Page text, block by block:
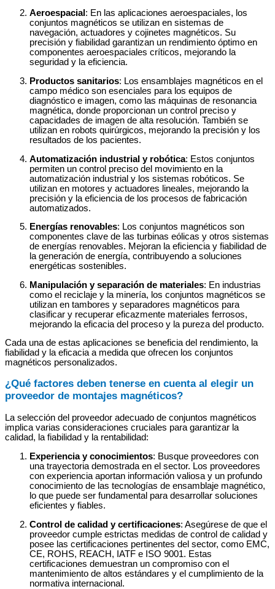
Aeroespacial : En las aplicaciones aeroespaciales, los
conjuntos magnéticos se utilizan en sistemas de
navegación, actuadores y cojinetes magnéticos. Su
precisión y fiabilidad garantizan un rendimiento óptimo en
componentes aeroespaciales críticos, mejorando la
seguridad y la eficiencia.
Productos sanitarios: Los ensamblajes magnéticos en el
campo médico son esenciales para los equipos de
diagnóstico e imagen, como las máquinas de resonancia
magnética, donde proporcionan un control preciso y
capacidades de imagen de alta resolución. También se
utilizan en robots quirúrgicos, mejorando la precisión y los
resultados de los pacientes.
Automatización industrial y robótica: Estos conjuntos
permiten un control preciso del movimiento en la
automatización industrial y los sistemas robóticos. Se
utilizan en motores y actuadores lineales, mejorando la
precisión y la eficiencia de los procesos de fabricación
automatizados.
Energías renovables: Los conjuntos magnéticos son
componentes clave de las turbinas eólicas y otros sistemas
de energías renovables. Mejoran la eficiencia y fiabilidad de
la generación de energía, contribuyendo a soluciones
energéticas sostenibles.
Manipulación y separación de materiales: En industrias
como el reciclaje y la minería, los conjuntos magnéticos se
utilizan en tambores y separadores magnéticos para
clasificar y recuperar eficazmente materiales ferrosos,
mejorando la eficacia del proceso y la pureza del producto.
Cada una de estas aplicaciones se beneficia del rendimiento, la
fiabilidad y la eficacia a medida que ofrecen los conjuntos
magnéticos personalizados.
¿Qué factores deben tenerse en cuenta al elegir un
proveedor de montajes magnéticos?
La selección del proveedor adecuado de conjuntos magnéticos
implica varias consideraciones cruciales para garantizar la
calidad, la fiabilidad y la rentabilidad:
Experiencia y conocimientos: Busque proveedores con
una trayectoria demostrada en el sector. Los proveedores
con experiencia aportan información valiosa y un profundo
conocimiento de las tecnologías de ensamblaje magnético,
lo que puede ser fundamental para desarrollar soluciones
eficientes y fiables.
Control de calidad y certificaciones: Asegúrese de que el
proveedor cumple estrictas medidas de control de calidad y
posee las certificaciones pertinentes del sector, como EMC,
CE, ROHS, REACH, IATF e ISO 9001. Estas
certificaciones demuestran un compromiso con el
mantenimiento de altos estándares y el cumplimiento de la
normativa internacional.